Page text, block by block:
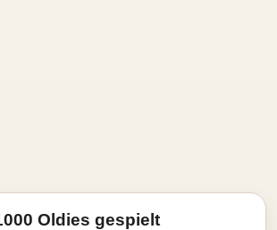
Oldies gespielt